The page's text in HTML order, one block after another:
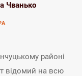
Чванько
районі
відомий на всю